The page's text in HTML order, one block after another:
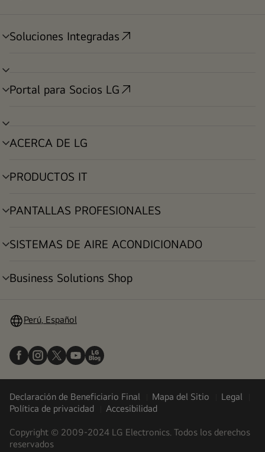
Soluciones Integradas
alternar
alternar
Portal para Socios LG
alternar
alternar
ACERCA DE LG
alternar
PRODUCTOS IT
alternar
PANTALLAS PROFESIONALES
alternar
SISTEMAS DE AIRE ACONDICIONADO
alternar
Business Solutions Shop
alternar
Perú, Español
Declaración de Beneficiario Final Mapa del Sitio
Legal
Política de privacidad
Accesibilidad
Copyright © 2009-2024 LG Electronics. Todos los derechos
reservados